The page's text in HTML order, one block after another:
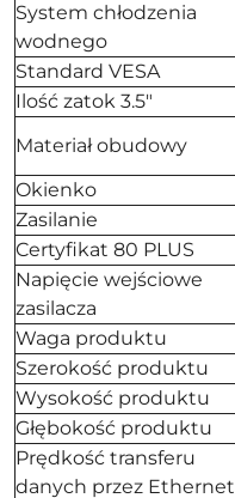
System chłodzenia
wodnego
Standard VESA
Ilość zatok 3.5"
Materiał obudowy
Okienko
Zasilanie
Certyfikat 80 PLUS
Napięcie wejściowe
zasilacza
Waga produktu
Szerokość produktu
Wysokość produktu
Głębokość produktu
Prędkość transferu
danych przez Ethernet